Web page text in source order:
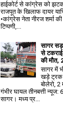
हाईकोर्ट से कांग्रेस को
राजपूत के खिलाफ दायर
•कांग्रेस नेता नीरज शर्मा की
टिप्पणी,...
सागर
से टकराई
की मौत,
सागर में
खड़े ट्रक
बोलेरो,
गंभीर घायल तीनबत्ती
सागर। मध्य प्र...